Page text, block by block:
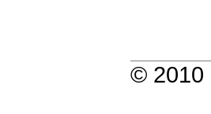
© 2010